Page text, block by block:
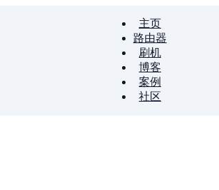
主页
路由器
刷机
博客
案例
社区